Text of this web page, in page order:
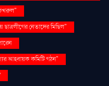
ফখরুল"
ছাত্রলীগের নেতাদের মিছিল"
আহ্বায়ক কমিটি গঠন"